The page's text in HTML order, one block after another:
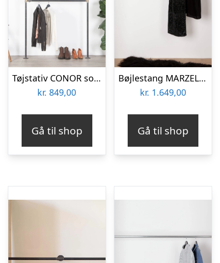
Tøjstativ CONOR sort med messing
kr. 849,00
Gå til shop
Bøjlestang MARZELLO sort med messing og hylde (hylden er ikke vist på billedet)
kr. 1.649,00
Gå til shop